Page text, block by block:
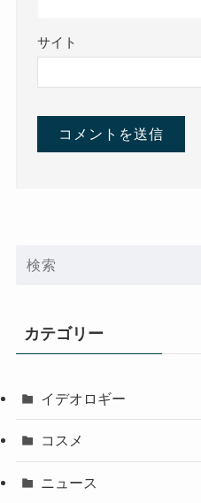
サイト
カテゴリー
イデオロギー
コスメ
ニュース